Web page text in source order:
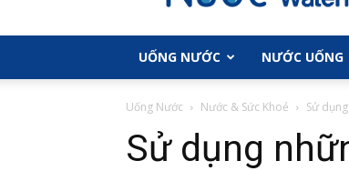
UỐNG NƯỚC NƯỚC UỐNG
Uống Nước Nước & Sức Khoẻ Sử
Sử dụng